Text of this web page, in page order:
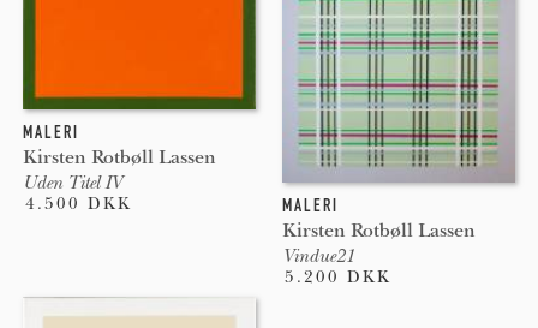
MALERI
Kirsten Rotbøll Lassen
Uden Titel IV
4.500 DKK MALERI
Kirsten Rotbøll Lassen
Vindue21
5.200 DKK